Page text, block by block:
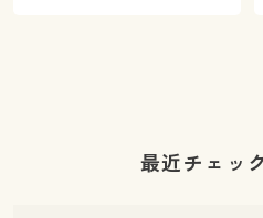
最近チェッ